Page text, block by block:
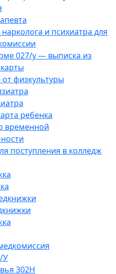
и психиатра для
027/у — выписка из
физкультуры
ребенка
временной
поступления в колледж
У
302Н